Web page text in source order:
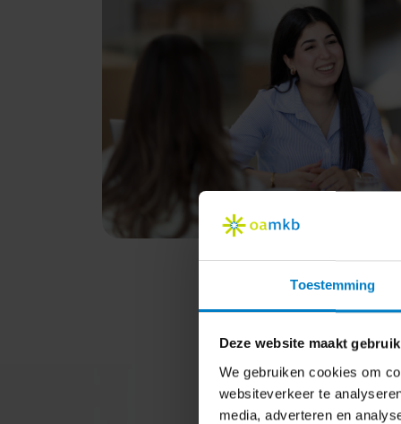
Toestemming
Deze website maakt
We gebruiken cookies om
websiteverkeer te
media, adverteren en